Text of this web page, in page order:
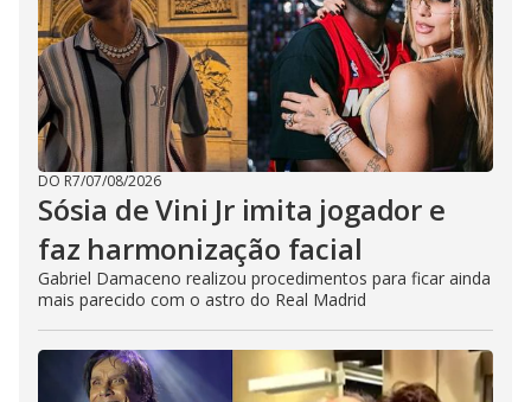
DO R7/07/08/2026
Sósia de Vini Jr imita jogador e
faz harmonização facial
Gabriel Damaceno realizou procedimentos para ficar ainda
mais parecido com o astro do Real Madrid